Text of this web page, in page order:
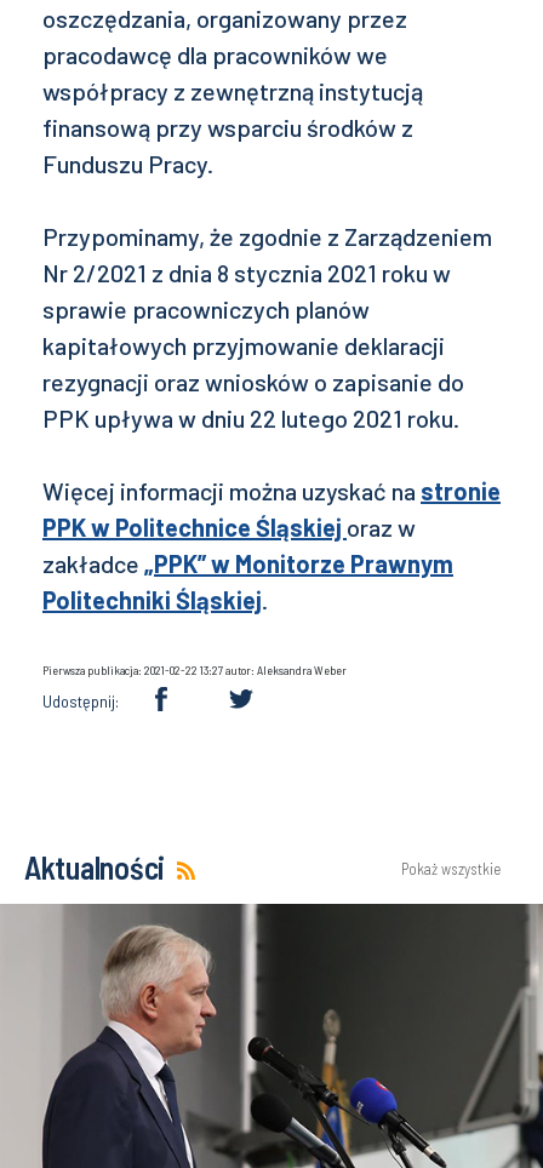
oszczędzania, organizowany przez
pracodawcę dla pracowników we
współpracy z zewnętrzną instytucją
finansową przy wsparciu środków z
Funduszu Pracy.
Przypominamy, że zgodnie z Zarządzeniem
Nr 2/2021 z dnia 8 stycznia 2021 roku w
sprawie pracowniczych planów
kapitałowych przyjmowanie deklaracji
rezygnacji oraz wniosków o zapisanie do
PPK upływa w dniu 22 lutego 2021 roku.
Więcej informacji można uzyskać na stronie
PPK w Politechnice Śląskiej oraz w
zakładce „PPK” w Monitorze Prawnym
Politechniki Śląskiej.
Pierwsza publikacja: 2021-02-22 13:27 autor: Aleksandra Weber
Udostępnij:
Aktualności Pokaż wszystkie